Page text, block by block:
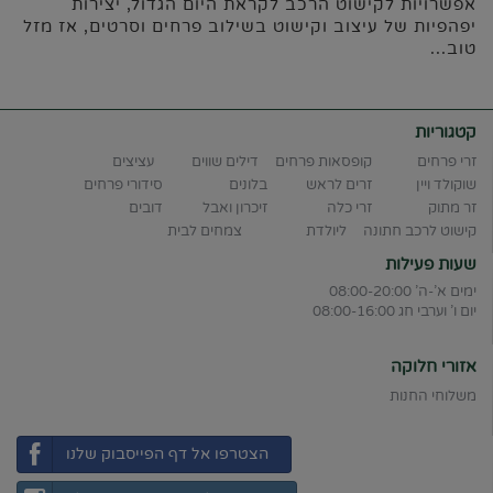
אפשרויות לקישוט הרכב לקראת היום הגדול, יצירות
יפהפיות של עיצוב וקישוט בשילוב פרחים וסרטים, אז מזל
טוב...
קטגוריות
זרי פרחים קופסאות פרחים דילים שווים
עציצים
שוקולד ויין
זרים לראש בלונים
סידורי פרחים
זר מתוק
זרי כלה זיכרון ואבל
דובים
קישוט לרכב חתונה
ליולדת צמחים לבית
שעות פעילות
ימים א'-ה' 08:00-20:00
יום ו' וערבי חג 08:00-16:00
אזורי חלוקה
משלוחי החנות
הצטרפו אל דף הפייסבוק שלנו